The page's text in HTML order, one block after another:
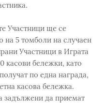
Участници ще се
на 5 томболи на случаен
Участници в Играта
касови бележки, като
по една награда,
касова бележка.
задължени да приемат